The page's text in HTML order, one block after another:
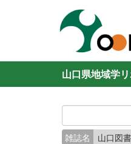
山口県地域学
雑誌名 山口図